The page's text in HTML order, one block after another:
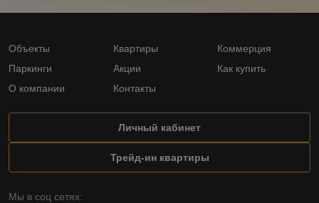
Объекты Квартиры
Коммерция
Паркинги
Акции
Как купить
О компании
Контакты
Личный кабинет
Трейд-ин квартиры
Мы в соц сетях: